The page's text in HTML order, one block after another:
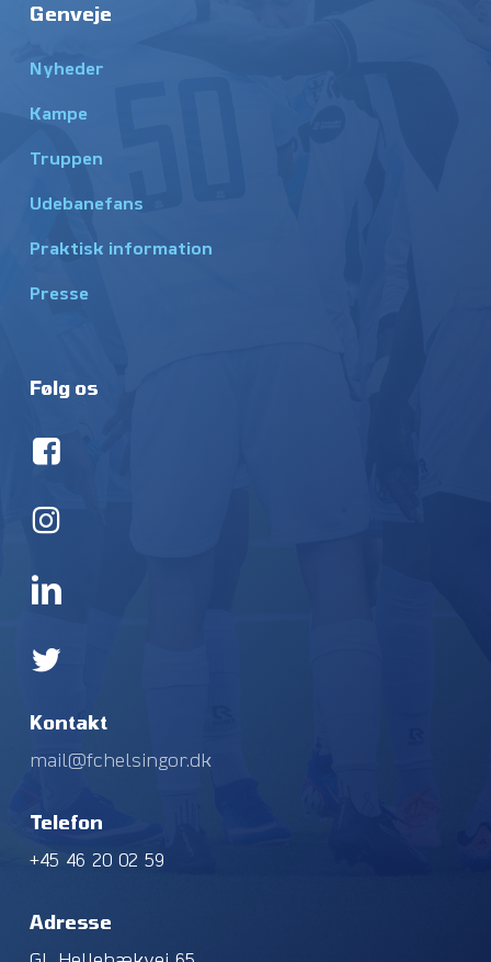
Genveje
Nyheder
Kampe
Truppen
Udebanefans
Praktisk information
Presse
Følg os
Kontakt
mail@fchelsingor.dk
Telefon
+45 46 20 02 59
Adresse